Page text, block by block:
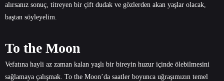
alırsanız sonuç, titreyen bir çift dudak ve gözlerden akan yaşlar olacak,
baştan söyleyelim.
To the Moon
Vefatına hayli az zaman kalan yaşlı bir bireyin huzur içinde ölebilmesini
sağlamaya çalışmak. To the Moon’da saatler boyunca uğraşımızın temel